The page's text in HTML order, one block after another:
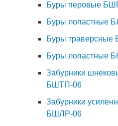
Буры перовые
Буры лопастные
Буры
Буры лопастные
Забурники
БШТП-06
Забурники
БШЛР-06